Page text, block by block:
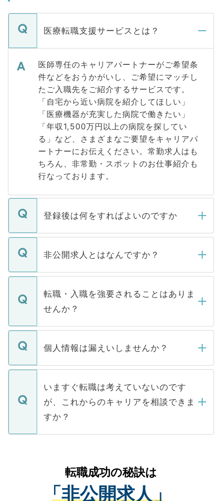
医療転職支援サービスとは？
医師専任のキャリアパートナーがご希望条
件などをおうかがいし、ご希望にマッチし
たご入職先をご紹介するサービスです。
「自宅から近い病院を紹介してほしい」
「医療機器が充実した病院で働きたい」
「年収1,500万円以上の病院を探してい
る」など、さまざまなご要望をキャリアパ
ートナーにお伝えください。常勤求人はも
ちろん、非常勤・スポットのお仕事紹介も
行なっております。
登録後は何をすればよいのですか
ご登録いただきましたら、弊社担当者がご
登録内容を確認し、その後メールもしくは
ます。通常、5営業日以内にはご連絡をせて
いただきますので、しばらくお待ちくださ
非公開求人とはなんですか？
マイナビDOCTORで取り扱っている求人の
うち約3割は、Webサイトからご覧いただ
けない「非公開求人」です。非公開求人は
下記の理由によって、一般には公開してい
ません。
■応募殺到を避けるため 人気のある医療機
関を公にしてしまうと、応募が殺到する場
に、医療機関が求める条件に合った人材の
みを人材紹介会社に依頼するケースが増え
ています。
転職・入職を強要されることはありま
せんか？
転職・入職を強要することは一切ありませ
ん。また、仮に応募先から内定をいただい
定を承諾する必要はありません。内定先へ
の辞退の連絡はキャリアパートナーが行い
個人情報は漏えいしませんか？
個人情報が漏えいすることはありませんの
で、ご安心ください。当サイトからの登録
などで収集したご登録者様の個人情報は、
ご本人のキャリアアップおよび転職活動の
支援を目的に使用いたします。お預かりし
ているすべての個人データはご本人の許可
は、個人情報の取り扱いについての厳密な
管理基準を満たした事業者のみに付与され
る、プライバシーマークを取得済みです。
いますぐ転職は考えていないのです
が、これからのキャリアを相談できま
すか？
かがいして、現在の医療機関の状況や紹介
経験をまじえながら、適切なアドバイスを
させていただきます。すぐにご転職をされ
転職成功の秘訣は
「非公開求人」